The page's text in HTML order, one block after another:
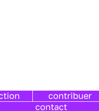
contribuer
contact